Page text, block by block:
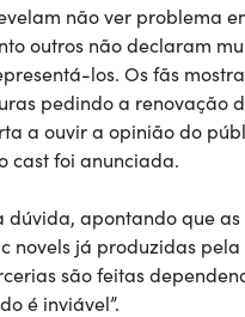
não ver problema
outros não declaram
los. Os fãs
pedindo a renovação
a ouvir a opinião do
cast foi anunciada.
dúvida, apontando que
novels já produzidas
são feitas
é inviável”.